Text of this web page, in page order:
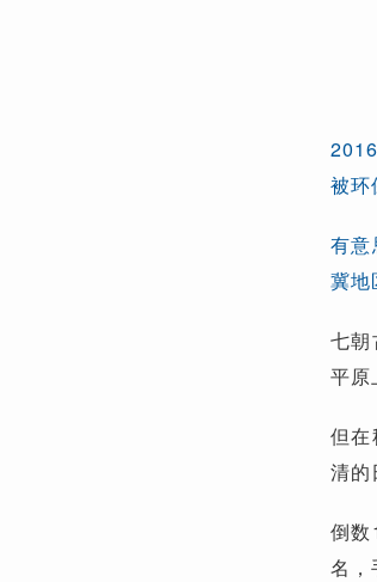
被环
有意
冀地
七
平原
但在
清的
倒
名，